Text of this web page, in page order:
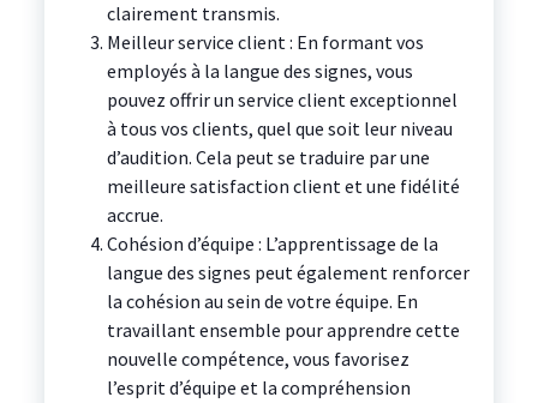
clairement transmis.
Meilleur service client : En formant vos
employés à la langue des signes, vous
pouvez offrir un service client exceptionnel
à tous vos clients, quel que soit leur niveau
d’audition. Cela peut se traduire par une
meilleure satisfaction client et une fidélité
accrue.
Cohésion d’équipe : L’apprentissage de la
langue des signes peut également renforcer
la cohésion au sein de votre équipe. En
travaillant ensemble pour apprendre cette
nouvelle compétence, vous favorisez
l’esprit d’équipe et la compréhension